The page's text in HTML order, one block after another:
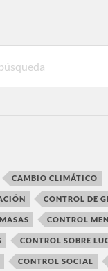
CAMBIO CLIMÁTICO
CONTROL DE
CONTROL
CONTROL SOBRE
CONTROL SOCIAL